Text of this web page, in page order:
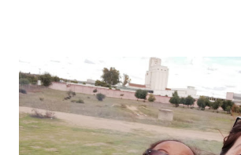
comento esto? Es que hace un para de
de entrenarnos para seguir a Jesús y
obediencia radical a Él, Sylvia hacía un
el entrenamiento de Nike+ con lo que